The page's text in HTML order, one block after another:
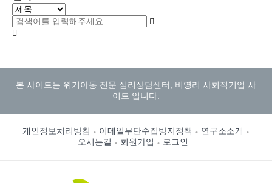
본 사이트는 위기아동 전문 심리상담센터, 비영리 사회적기업 사
이트 입니다.
개인정보처리방침 이메일무단수집방지정책
연구소소개
오시는길
회원가입 로그인